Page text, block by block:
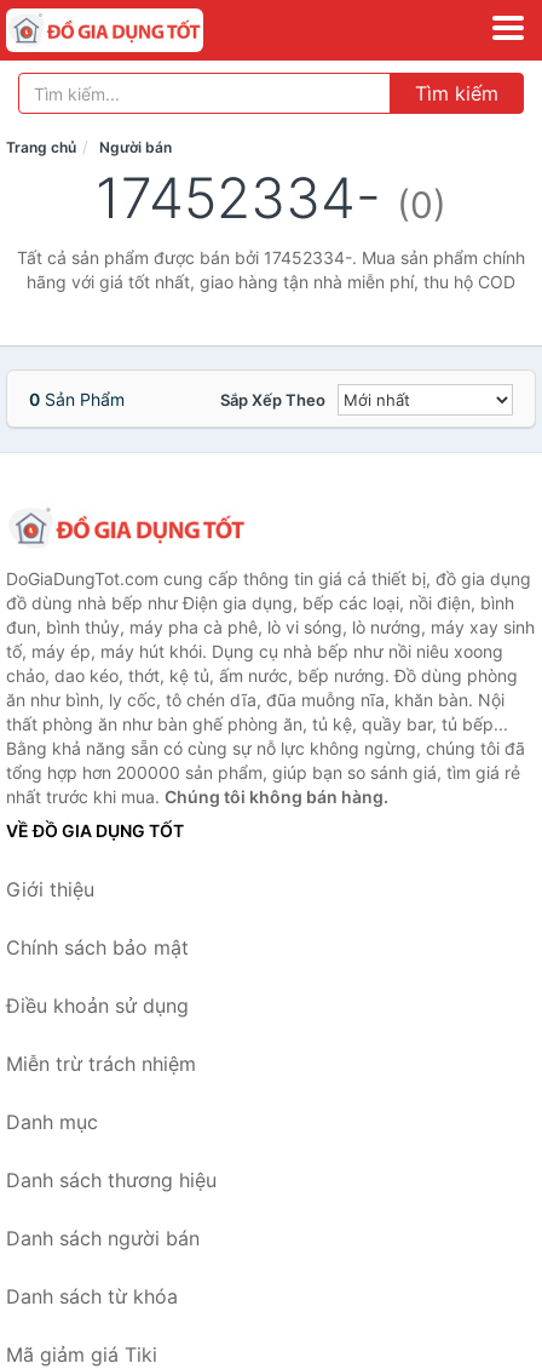
Tìm kiếm
Trang chủ Người bán
17452334- (0)
Tất cả sản phẩm được bán bởi 17452334-. Mua sản phẩm chính
hãng với giá tốt nhất, giao hàng tận nhà miễn phí, thu hộ COD
0 Sản Phẩm Sắp Xếp Theo
DoGiaDungTot.com cung cấp thông tin giá cả thiết bị, đồ gia dụng
đồ dùng nhà bếp như Điện gia dụng, bếp các loại, nồi điện, bình
đun, bình thủy, máy pha cà phê, lò vi sóng, lò nướng, máy xay sinh
tố, máy ép, máy hút khói. Dụng cụ nhà bếp như nồi niêu xoong
chảo, dao kéo, thớt, kệ tủ, ấm nước, bếp nướng. Đồ dùng phòng
ăn như bình, ly cốc, tô chén dĩa, đũa muỗng nĩa, khăn bàn. Nội
thất phòng ăn như bàn ghế phòng ăn, tủ kệ, quầy bar, tủ bếp...
Bằng khả năng sẵn có cùng sự nỗ lực không ngừng, chúng tôi đã
tổng hợp hơn 200000 sản phẩm, giúp bạn so sánh giá, tìm giá rẻ
nhất trước khi mua. Chúng tôi không bán hàng.
VỀ ĐỒ GIA DỤNG TỐT
Giới thiệu
Chính sách bảo mật
Điều khoản sử dụng
Miễn trừ trách nhiệm
Danh mục
Danh sách thương hiệu
Danh sách người bán
Danh sách từ khóa
Mã giảm giá Tiki